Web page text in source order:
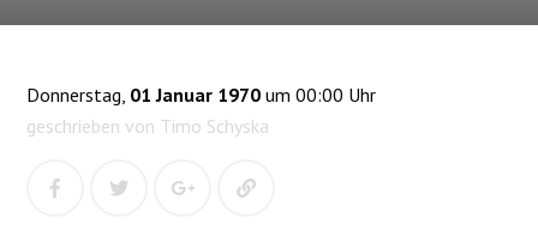
Donnerstag, 01 Januar 1970 um 00:00 Uhr
geschrieben von Timo Schyska